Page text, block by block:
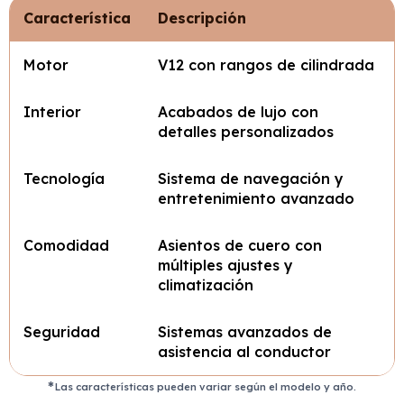
Característica Descripción
Motor V12 con rangos de cilindrada
Interior
Acabados de lujo con
detalles personalizados
Tecnología
Sistema de navegación y
entretenimiento avanzado
Comodidad
Asientos de cuero con
múltiples ajustes y
climatización
Seguridad
Sistemas avanzados de
asistencia al conductor
Las características pueden variar según el modelo y año.